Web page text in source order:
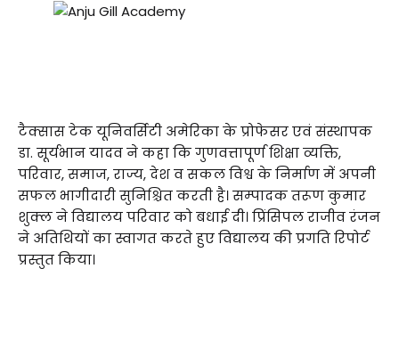
टैक्सास टेक यूनिवर्सिटी अमेरिका के प्रोफेसर एवं संस्थापक
डा. सूर्यभान यादव ने कहा कि गुणवत्तापूर्ण शिक्षा व्यक्ति,
परिवार, समाज, राज्य, देश व सकल विश्व के निर्माण में अपनी
सफल भागीदारी सुनिश्चित करती है। सम्पादक तरूण कुमार
शुक्ल ने विद्यालय परिवार को बधाई दी। प्रिंसिपल राजीव रंजन
ने अतिथियों का स्वागत करते हुए विद्यालय की प्रगति रिपोर्ट
प्रस्तुत किया।